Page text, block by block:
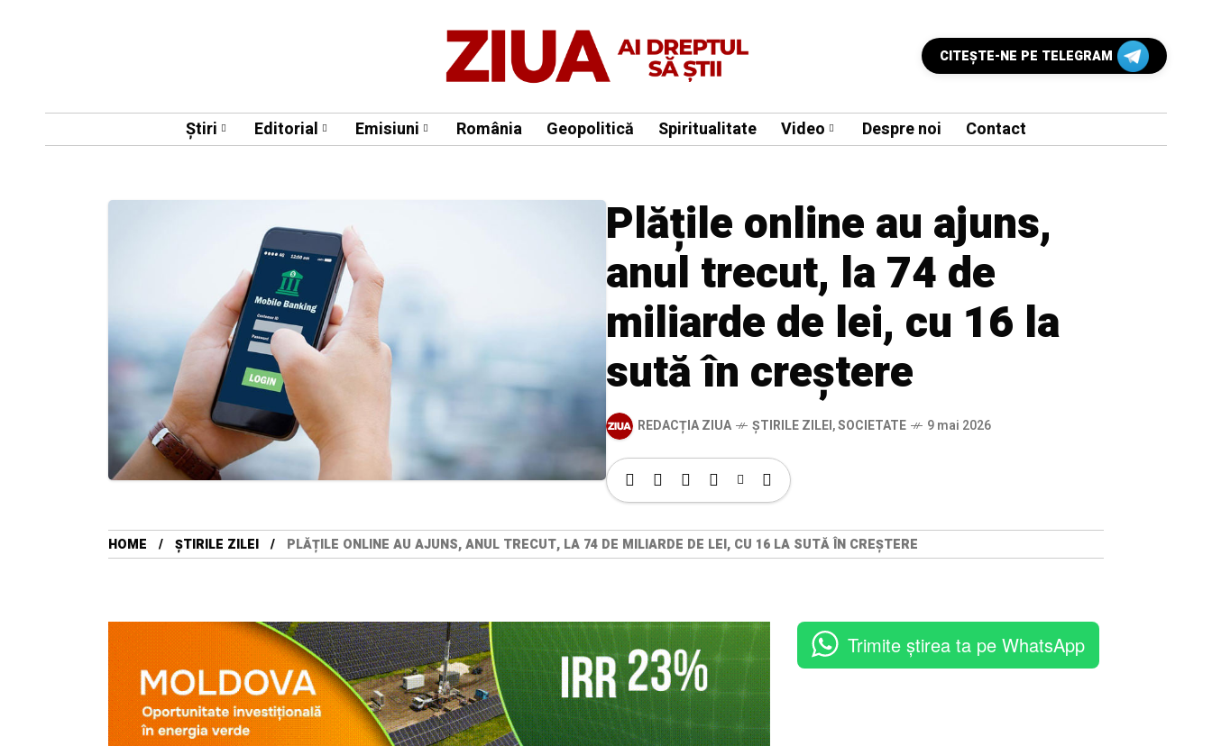
CITEŞTE-NE PE TELEGRAM
Știri Editorial Emisiuni România Geopolitică Spiritualitate Video Despre noi Contact
Plățile online au ajuns,
anul trecut, la 74 de
miliarde de lei, cu 16 la
sută în creștere
REDACȚIA ZIUA ȘTIRILE ZILEI,SOCIETATE 9 mai 2026
HOME ȘTIRILE ZILEI PLĂȚILE ONLINE AU AJUNS, ANUL TRECUT, LA 74 DE MILIARDE DE LEI, CU 16 LA SUTĂ ÎN CREȘTERE
Trimite știrea ta pe WhatsApp